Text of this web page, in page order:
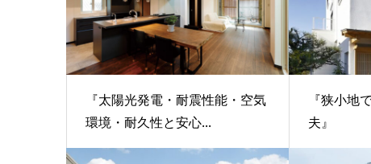
『太陽光発電・耐震性能・空気
環境・耐久性と安心...
『狭小地
夫』